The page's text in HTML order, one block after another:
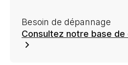
Besoin de dépannage
Consultez notre base de